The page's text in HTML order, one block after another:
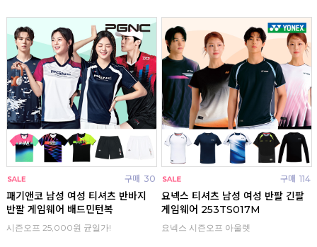
구매 30
패기앤코 남성 여성 티셔츠 반바지
반팔 게임웨어 배드민턴복
시즌오프 25,000원 균일가!
구매 114
요넥스 티셔츠 남성 여성 반팔 긴팔
게임웨어 253TS017M
요넥스 시즌오프 아울렛